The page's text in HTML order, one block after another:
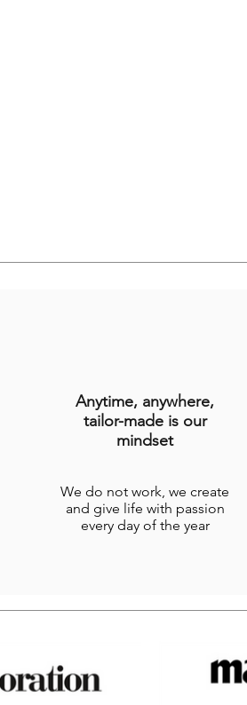
Anytime, anywhere,
tailor-made is our
mindset
We do not work, we create
and give life with passion
every day of the year